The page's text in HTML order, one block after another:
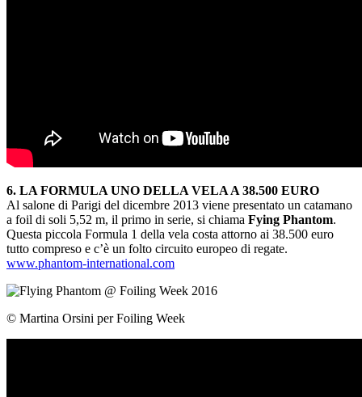
6. LA FORMULA UNO DELLA VELA A 38.500 EURO
Al salone di Parigi del dicembre 2013 viene presentato un catamano
a foil di soli 5,52 m, il primo in serie, si chiama Fying Phantom.
Questa piccola Formula 1 della vela costa attorno ai 38.500 euro
tutto compreso e c’è un folto circuito europeo di regate.
www.phantom-international.com
© Martina Orsini per Foiling Week